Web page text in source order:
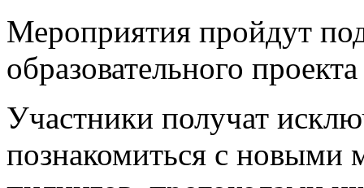
Мероприятия пройдут
образовательного
Участники получат
познакомиться с новыми